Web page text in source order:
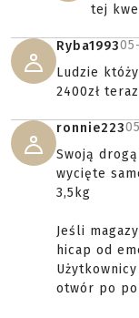
tej
Ryba1993
Ludzie
2400zł
ronnie223
Swoją
wycięte
3,5kg
Jeśli
hicap od
otwór po